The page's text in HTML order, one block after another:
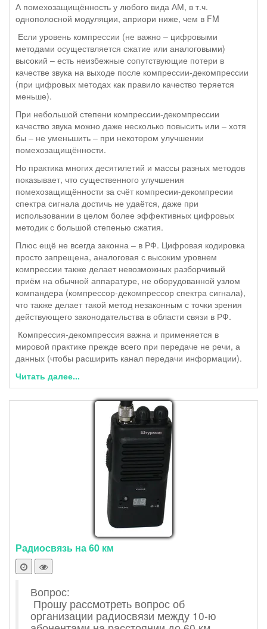
А помехозащищённость у любого вида АМ, в т.ч.
однополосной модуляции, априори ниже, чем в FM
Если уровень компрессии (не важно – цифровыми
методами осуществляется сжатие или аналоговыми)
высокий – есть неизбежные сопутствующие потери в
качестве звука на выходе после компрессии-декомпрессии
(при цифровых методах как правило качество теряется
меньше).
При небольшой степени компрессии-декомпрессии
качество звука можно даже несколько повысить или – хотя
бы – не уменьшить – при некотором улучшении
помехозащищённости.
Но практика многих десятилетий и массы разных методов
показывает, что существенного улучшения
помехозащищённости за счёт компресии-декомпресии
спектра сигнала достичь не удаётся, даже при
использовании в целом более эффективных цифровых
методик с большой степенью сжатия.
Плюс ещё не всегда законна – в РФ. Цифровая кодировка
просто запрещена, аналоговая с высоким уровнем
компрессии также делает невозможных разборчивый
приём на обычной аппаратуре, не оборудованной узлом
компандера (компрессор-декомпрессор спектра сигнала),
что также делает такой метод незаконным с точки зрения
действующего законодательства в области связи в РФ.
Компрессия-декомпрессия важна и применяется в
мировой практике прежде всего при передаче не речи, а
данных (чтобы расширить канал передачи информации).
Читать далее...
Радиосвязь на 60 км
Вопрос:
Прошу рассмотреть вопрос об
организации радиосвязи между 10-ю